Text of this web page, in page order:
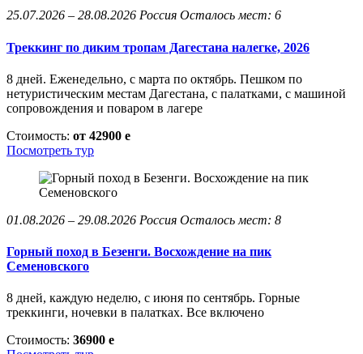
25.07.2026 – 28.08.2026 Россия Осталось мест: 6
Треккинг по диким тропам Дагестана налегке, 2026
8 дней. Еженедельно, с марта по октябрь. Пешком по
нетуристическим местам Дагестана, с палатками, с машиной
сопровождения и поваром в лагере
Стоимость: от 42900 e
Посмотреть тур
01.08.2026 – 29.08.2026 Россия Осталось мест: 8
Горный поход в Безенги. Восхождение на пик
Семеновского
8 дней, каждую неделю, с июня по сентябрь. Горные
треккинги, ночевки в палатках. Все включено
Стоимость: 36900 e